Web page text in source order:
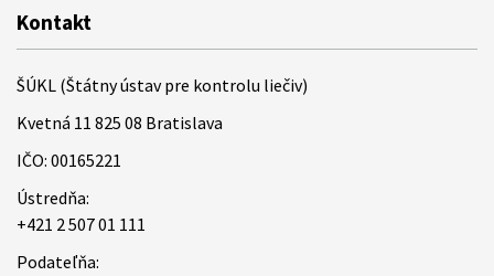
Kontakt
ŠÚKL (Štátny ústav pre kontrolu liečiv)
Kvetná 11 825 08 Bratislava
IČO: 00165221
Ústredňa:
+421 2 507 01 111
Podateľňa: